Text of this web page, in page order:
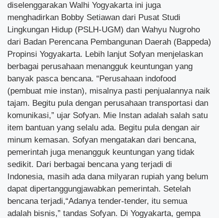
diselenggarakan Walhi Yogyakarta ini juga
menghadirkan Bobby Setiawan dari Pusat Studi
Lingkungan Hidup (PSLH-UGM) dan Wahyu Nugroho
dari Badan Perencana Pembangunan Daerah (Bappeda)
Propinsi Yogyakarta. Lebih lanjut Sofyan menjelaskan
berbagai perusahaan menangguk keuntungan yang
banyak pasca bencana. “Perusahaan indofood
(pembuat mie instan), misalnya pasti penjualannya naik
tajam. Begitu pula dengan perusahaan transportasi dan
komunikasi,” ujar Sofyan. Mie Instan adalah salah satu
item bantuan yang selalu ada. Begitu pula dengan air
minum kemasan. Sofyan mengatakan dari bencana,
pemerintah juga menangguk keuntungan yang tidak
sedikit. Dari berbagai bencana yang terjadi di
Indonesia, masih ada dana milyaran rupiah yang belum
dapat dipertanggungjawabkan pemerintah. Setelah
bencana terjadi,“Adanya tender-tender, itu semua
adalah bisnis,” tandas Sofyan. Di Yogyakarta, gempa